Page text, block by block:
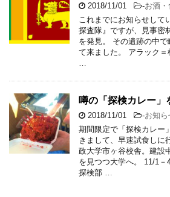
2018/11/01 -お酒・
これまでにお知らせして
探査隊』ですが、見事密
を発見。 その遺跡の中
て来ました。 アラック
噂の「探検カレー」
2018/11/01 -お知ら
期間限定で「探検カレー
きまして、早速試食しに
政大学市ヶ谷校舎。建設
を見つつ大学へ。 11/1
探検部 …